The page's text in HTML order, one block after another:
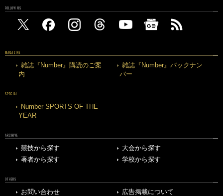
FOLLOW US
MAGAZINE
雑誌『Number』購読のご案
内
雑誌『Number』バックナン
バー
SPECIAL
Number SPORTS OF THE
YEAR
ARCHIVE
競技から探す
大会から探す
著者から探す
学校から探す
OTHERS
お問い合わせ
広告掲載について